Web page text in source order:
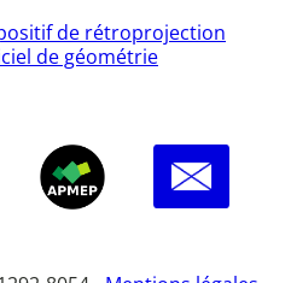
de rétroprojection
de géométrie